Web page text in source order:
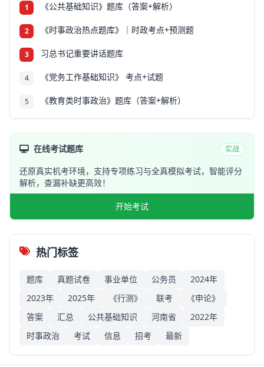
1 《公共基础知识》题库（答案+解析）
2 《时事政治热点题库》｜时政考点+预测题
3 习总书记重要讲话题库
4 《党务工作基础知识》 考点+试题
5 《教育类时事政治》题库（答案+解析）
在线考试题库 实战
还原真实机考环境，支持专项练习与全真模拟考试，智能评分
解析，查漏补缺更高效！
开始考试
热门标签
题库 真题试卷 事业单位 公务员
2024年
2023年
2025年 《行测》 联考
《申论》
答案
汇总 公共基础知识 河南省
2022年
时事政治
考试 信息 招考 最新